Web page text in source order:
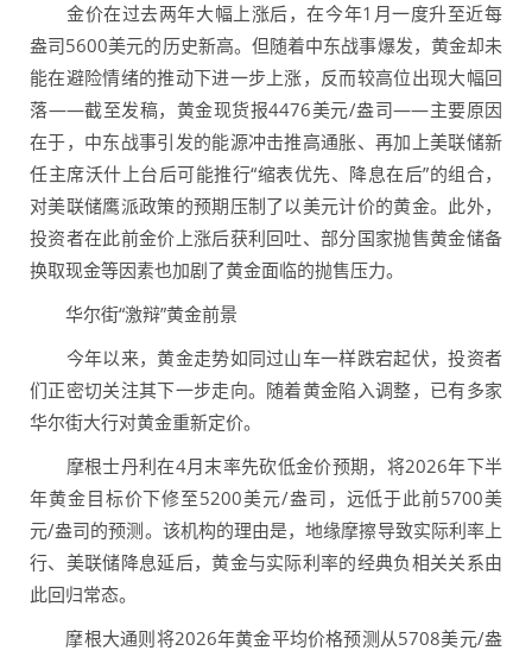
金价在过去两年大幅上涨后，在今年1月一度升至近每
盎司5600美元的历史新高。但随着中东战事爆发，黄金却未
能在避险情绪的推动下进一步上涨，反而较高位出现大幅回
落——截至发稿，黄金现货报4476美元/盎司——主要原因
在于，中东战事引发的能源冲击推高通胀、再加上美联储新
任主席沃什上台后可能推行“缩表优先、降息在后”的组合，
对美联储鹰派政策的预期压制了以美元计价的黄金。此外，
投资者在此前金价上涨后获利回吐、部分国家抛售黄金储备
换取现金等因素也加剧了黄金面临的抛售压力。
华尔街“激辩”黄金前景
今年以来，黄金走势如同过山车一样跌宕起伏，投资者
们正密切关注其下一步走向。随着黄金陷入调整，已有多家
华尔街大行对黄金重新定价。
摩根士丹利在4月末率先砍低金价预期，将2026年下半
年黄金目标价下修至5200美元/盎司，远低于此前5700美
元/盎司的预测。该机构的理由是，地缘摩擦导致实际利率上
行、美联储降息延后，黄金与实际利率的经典负相关关系由
此回归常态。
摩根大通则将2026年黄金平均价格预测从5708美元/盎